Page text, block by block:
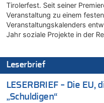
05.08.2026 - 17:00 von
Wie kam es zur Ceuta-Krise?
05.08.2026 - 16:51 von
Es gibt mmer mehr Fälle
Fußgänger und Radfahrer
05.08.2026 - 16:47 von
05.08.2026 - 16:44 von
Zweite Hitzewelle in diesem
Tirolerfest. Seit seiner
Veranstaltung zu einem
Veranstaltungskalenders
Jahr soziale Projekte in der
Leserbrief
LESERBRIEF – Die EU,
„Schuldigen“